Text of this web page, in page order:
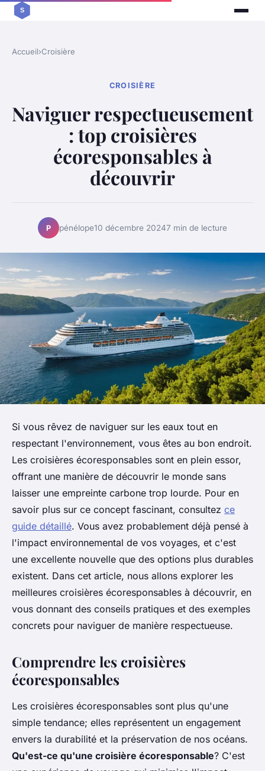
Accueil›Croisière
CROISIÈRE
Naviguer respectueusement
: top croisières
écoresponsables à
découvrir
P pénélope10 décembre 20247 min de lecture
Si vous rêvez de naviguer sur les eaux tout en
respectant l'environnement, vous êtes au bon endroit.
Les croisières écoresponsables sont en plein essor,
offrant une manière de découvrir le monde sans
laisser une empreinte carbone trop lourde. Pour en
savoir plus sur ce concept fascinant, consultez ce
guide détaillé. Vous avez probablement déjà pensé à
l'impact environnemental de vos voyages, et c'est
une excellente nouvelle que des options plus durables
existent. Dans cet article, nous allons explorer les
meilleures croisières écoresponsables à découvrir, en
vous donnant des conseils pratiques et des exemples
concrets pour naviguer de manière respectueuse.
Comprendre les croisières
écoresponsables
Les croisières écoresponsables sont plus qu'une
simple tendance; elles représentent un engagement
envers la durabilité et la préservation de nos océans.
Qu'est-ce qu'une croisière écoresponsable? C'est